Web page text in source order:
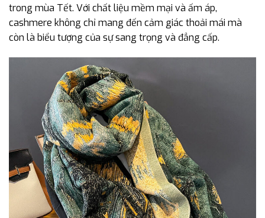
trong mùa Tết. Với chất liệu mềm mại và ấm áp,
cashmere không chỉ mang đến cảm giác thoải mái mà
còn là biểu tượng của sự sang trọng và đẳng cấp.